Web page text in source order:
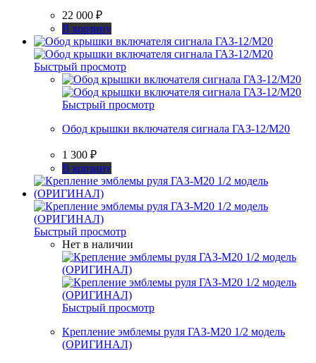
22 000 ₽
В корзину
Быстрый просмотр
Быстрый просмотр
Обод крышки включателя сигнала ГАЗ-12/М20
1 300 ₽
В корзину
Быстрый просмотр
Нет в наличии
Быстрый просмотр
Крепление эмблемы руля ГАЗ-М20 1/2 модель
(ОРИГИНАЛ)